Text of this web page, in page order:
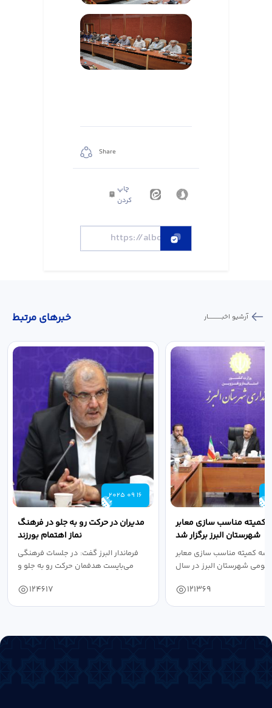
Share
چاپ
کردن
خبر‌های مرتبط آرشیو اخبـــــــــــار
2025 09 16
مدیران در حرکت رو به جلو در فرهنگ
نماز اهتمام بورزند
فرماندار البرز گفت: در جلسات فرهنگی
می‌بایست هدفمان حرکت رو به جلو و
124617
کمیته مناسب سازی معابر
شهرستان البرز برگزار شد
کمیته مناسب سازی معابر
شهرستان البرز در سال
121369